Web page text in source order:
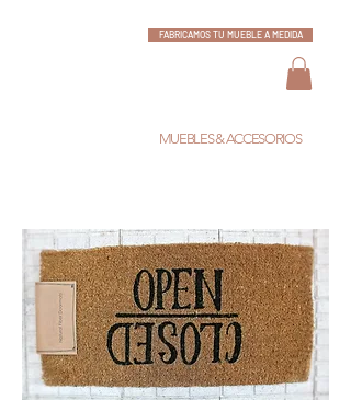
FABRICAMOS TU MUEBLE A MEDIDA
MUEBLES & ACCESORIOS